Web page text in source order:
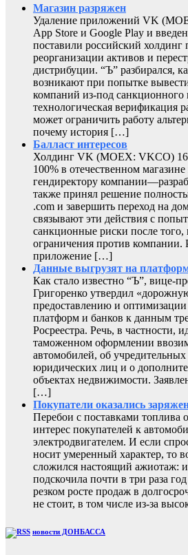
Магазин разряжен
Удаление приложений VK
App Store и Google Play и
поставили российский холдинг
реорганизации активов и
дистрибуции. “Ъ” разбирался,
возникают при попытке
компаний из-под санкционного
технологическая верификация
может ограничить работу
почему история […]
Балласт интересов
Холдинг VK (MOEX: VKCO) 16
100% в отечественном
гендиректору
также принял решение
.com и завершить переход на
связывают эти действия с
санкционные риски после того,
ограничения против компании.
приложение […]
Данные выгрузят на
Как стало известно “Ъ”, вице-
Григоренко утвердил
предоставлению и
платформ и банков к данным
Росреестра. Речь, в частности,
таможенном оформлении
автомобилей, об
юридических лиц и о
объектах недвижимости.
[…]
Покупатели оказались
Перебои с поставками топлива
интерес покупателей к
электродвигателем. И если
носит умеренный характер, то
сложился настоящий ажиотаж:
подскочила почти в три раза
резком росте продаж в
не стоит, в том числе из-за
новости ДОНБАССА